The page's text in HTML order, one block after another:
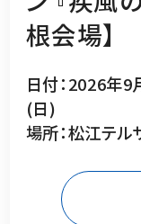
根会場】
日付：2026年
(日)
場所：松江テ